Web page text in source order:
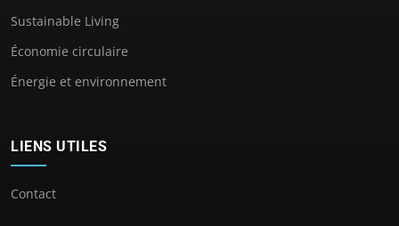
Sustainable Living
Économie circulaire
Énergie et environnement
LIENS UTILES
Contact